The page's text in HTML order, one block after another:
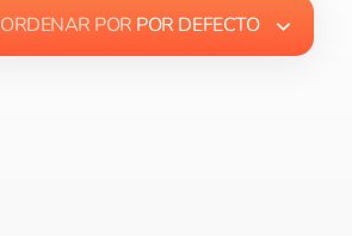
ORDENAR POR POR DEFECTO